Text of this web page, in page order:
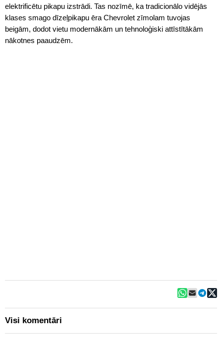
elektrificētu pikapu izstrādi. Tas nozīmē, ka tradicionālo vidējās
klases smago dīzeļpikapu ēra Chevrolet zīmolam tuvojas
beigām, dodot vietu modernākām un tehnoloģiski attīstītākām
nākotnes paaudzēm.
Visi komentāri